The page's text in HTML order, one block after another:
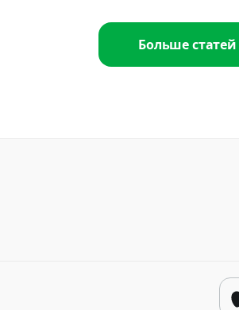
Больше статей